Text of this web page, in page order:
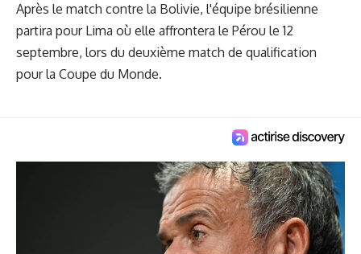
Après le match contre la Bolivie, l'équipe brésilienne
partira pour Lima où elle affrontera le Pérou le 12
septembre, lors du deuxième match de qualification
pour la Coupe du Monde.